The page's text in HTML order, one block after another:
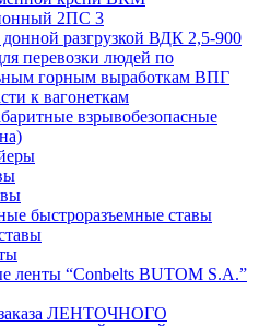
2ПС 3
донной разгрузкой ВДК 2,5-900
перевозки людей по
горным выработкам ВПГ
к вагонеткам
взрывобезопасные
быстроразъемные ставы
ленты “Conbelts BUTOM S.A.”
заказа ЛЕНТОЧНОГО